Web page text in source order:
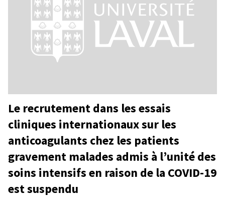
Le recrutement dans les essais
cliniques internationaux sur les
anticoagulants chez les patients
gravement malades admis à l’unité des
soins intensifs en raison de la COVID-19
est suspendu